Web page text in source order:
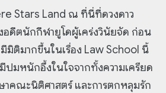
Stars Land ณ ที่นี่ที่ดวงดาว
ดีตนักกีฬายูโดผู้เคร่งวินัยจัด ก่อน
ติมากขึ้นในเรื่อง Law School นี้
ปมหนักอึ้งในใจจากทั้งความเครียด
คณะนิติศาสตร์ และการตกหลุมรัก